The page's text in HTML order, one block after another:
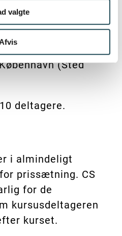
valgte
Afvis
kaffe med
i løbet af
(Sted
deltagere.
i almindeligt
prissætning. CS
for de
kursusdeltageren
kurset.